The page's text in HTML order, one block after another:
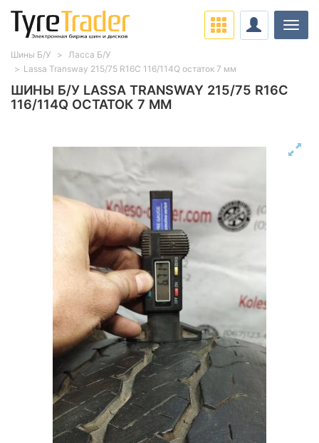
ШИНЫ Б/У LASSA TRANSWAY 215/75 R16C
116/114Q ОСТАТОК 7 ММ
Шины Б/У
Ласса Б/У
Lassa Transway 215/75 R16C 116/114Q остаток 7 мм